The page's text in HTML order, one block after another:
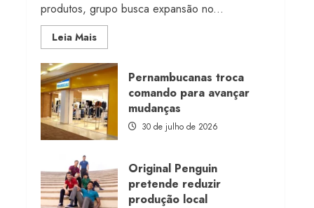
produtos, grupo busca expansão no...
Leia MaisRead
more
Morena
Rosa
lança
franquia
com
estoque
consignado
Pernambucanas troca
comando para avançar
mudanças
30 de julho de 2026
Original Penguin
pretende reduzir
produção local